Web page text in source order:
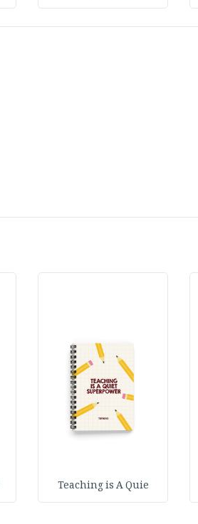
Teaching is A Quie